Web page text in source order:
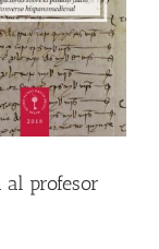
al profesor